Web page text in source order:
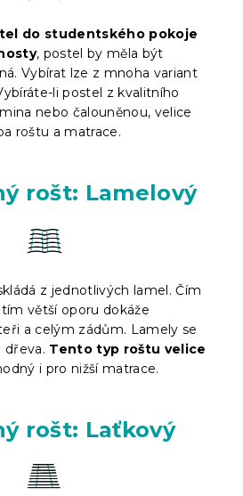
do studentského pokoje
, postel by měla být
Vybírat lze z mnoha variant
li postel z kvalitního
nebo čalouněnou, velice
roštu a matrace.
rošt: Lamelový
z jednotlivých lamel. Čím
větší oporu dokáže
a celým zádům. Lamely se
dřeva. Tento typ roštu velice
i pro nižší matrace.
rošt: Laťkový